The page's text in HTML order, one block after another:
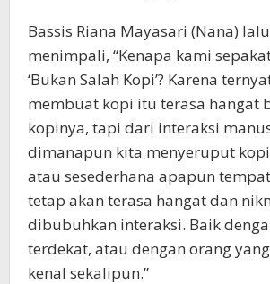
Bassis Riana Mayasari (Nana)
menimpali, “Kenapa kami
‘Bukan Salah Kopi’? Karena
membuat kopi itu terasa hangat
kopinya, tapi dari interaksi
dimanapun kita menyeruput
atau sesederhana apapun tempat
tetap akan terasa hangat dan
dibubuhkan interaksi. Baik
terdekat, atau dengan orang
kenal sekalipun.”